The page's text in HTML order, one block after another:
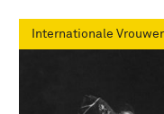
Internationale